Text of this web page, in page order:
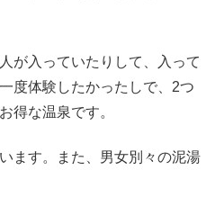
が入っていたりして、入って
度体験したかったしで、2つ
得な温泉です。
ます。また、男女別々の泥湯